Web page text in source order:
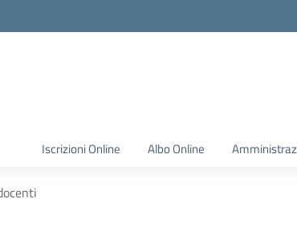
Iscrizioni Online Albo Online